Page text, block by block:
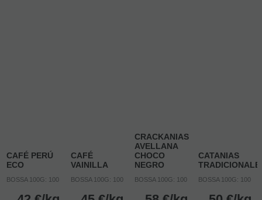
CAFÉ PERÚ
ECO
BOSSA 100G: 100
CAFÉ
VAINILLA
BOSSA 100G: 100
CRACKANIAS
AVELLANA
CHOCO
NEGRO
BOSSA 100G: 100
CATANIAS
BOSSA 100G: 100